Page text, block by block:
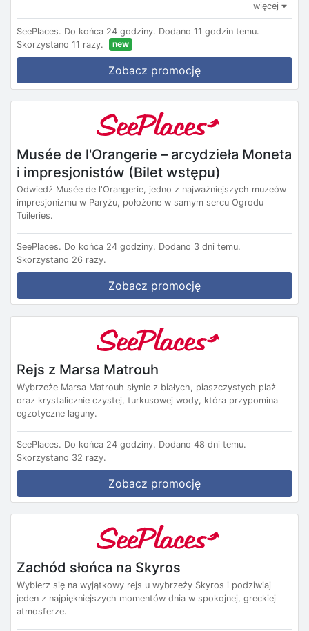
więcej
SeePlaces. Do końca 24 godziny. Dodano 11 godzin temu.
Skorzystano 11 razy.
new
Zobacz promocję
Musée de l'Orangerie – arcydzieła Moneta
i impresjonistów (Bilet wstępu)
Odwiedź Musée de l'Orangerie, jedno z najważniejszych muzeów
impresjonizmu w Paryżu, położone w samym sercu Ogrodu
Tuileries.
SeePlaces. Do końca 24 godziny. Dodano 3 dni temu.
Skorzystano 26 razy.
Zobacz promocję
Rejs z Marsa Matrouh
Wybrzeże Marsa Matrouh słynie z białych, piaszczystych plaż
oraz krystalicznie czystej, turkusowej wody, która przypomina
egzotyczne laguny.
SeePlaces. Do końca 24 godziny. Dodano 48 dni temu.
Skorzystano 32 razy.
Zobacz promocję
Zachód słońca na Skyros
Wybierz się na wyjątkowy rejs u wybrzeży Skyros i podziwiaj
jeden z najpiękniejszych momentów dnia w spokojnej, greckiej
atmosferze.